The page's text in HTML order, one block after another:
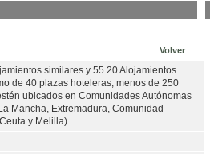
Volver
similares y 55.20 Alojamientos
de 40 plazas hoteleras, menos de 250
ubicados en Comunidades Autónomas
Mancha, Extremadura, Comunidad
y Melilla).